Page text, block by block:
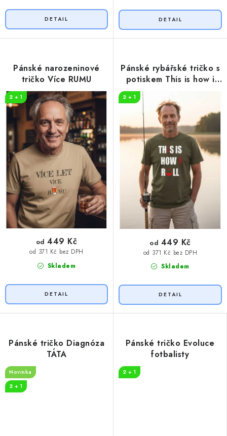
Pánské narozeninové
tričko Více RUMU
2 + 1
Skladem
od 371 Kč bez DPH
od 449 Kč
Pánské rybářské tričko s
potiskem This is how i
2 + 1
Skladem
od 371 Kč bez DPH
od 449 Kč
Pánské tričko Diagnóza
TÁTA
Novinka
2 + 1
Pánské tričko Evoluce
fotbalisty
2 + 1